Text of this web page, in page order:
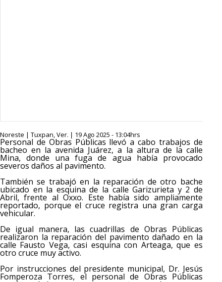
Noreste | Tuxpan, Ver. | 19 Ago 2025 - 13:04hrs
Personal de Obras Públicas llevó a cabo trabajos de
bacheo en la avenida Juárez, a la altura de la calle
Mina, donde una fuga de agua había provocado
severos daños al pavimento.
También se trabajó en la reparación de otro bache
ubicado en la esquina de la calle Garizurieta y 2 de
Abril, frente al Oxxo. Este había sido ampliamente
reportado, porque el cruce registra una gran carga
vehicular.
De igual manera, las cuadrillas de Obras Públicas
realizaron la reparación del pavimento dañado en la
calle Fausto Vega, casi esquina con Arteaga, que es
otro cruce muy activo.
Por instrucciones del presidente municipal, Dr. Jesús
Fomperoza Torres, el personal de Obras Públicas